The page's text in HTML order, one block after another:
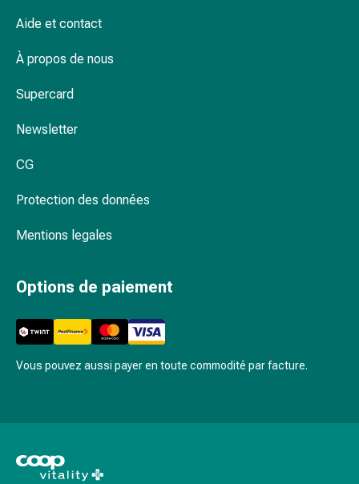
Douleurs
fièvre
musculaires
articulaires
de
douleur
Refroidir
Réchauffer
d'humeur
Aide et contact
À propos de nous
Supercard
Newsletter
CG
Protection des données
Mentions legales
Options de paiement
Vous pouvez aussi payer en toute commodité par facture.